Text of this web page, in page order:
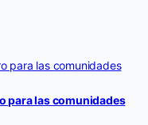
para las comunidades